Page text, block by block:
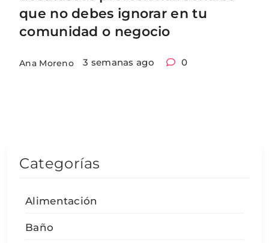
que no debes ignorar en tu
comunidad o negocio
Ana Moreno 3 semanas ago 0
Categorías
Alimentación
Baño